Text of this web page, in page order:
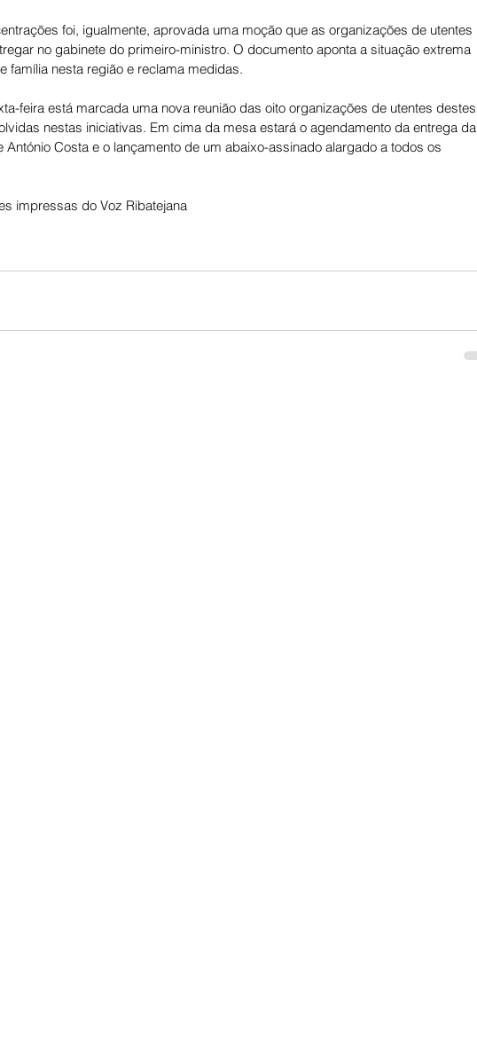
foi, igualmente, aprovada uma moção que as organizações de utentes
no gabinete do primeiro-ministro. O documento aponta a situação extrema
família nesta região e reclama medidas.
feira está marcada uma nova reunião das oito organizações de utentes destes
nestas iniciativas. Em cima da mesa estará o agendamento da entrega da
António Costa e o lançamento de um abaixo-assinado alargado a todos os
impressas do Voz Ribatejana